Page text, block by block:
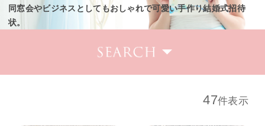
同窓会やビジネスとしてもおしゃれで可愛い手作り結婚式招待
状。
47件表示